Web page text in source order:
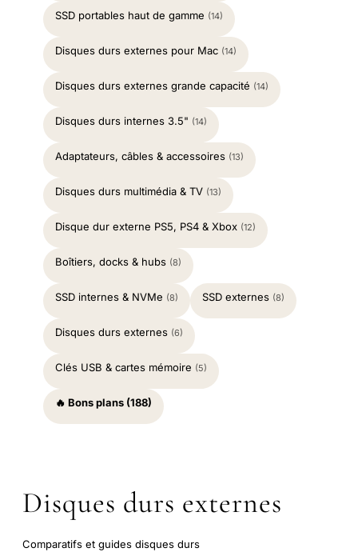
SSD portables haut de gamme (14)
Disques durs externes pour Mac (14)
Disques durs externes grande capacité (14)
Disques durs internes 3.5" (14)
Adaptateurs, câbles & accessoires (13)
Disques durs multimédia & TV (13)
Disque dur externe PS5, PS4 & Xbox (12)
Boîtiers, docks & hubs (8)
SSD internes & NVMe (8) SSD externes (8)
Disques durs externes (6)
Clés USB & cartes mémoire (5)
🔥 Bons plans (188)
Disques durs externes
Comparatifs et guides disques durs